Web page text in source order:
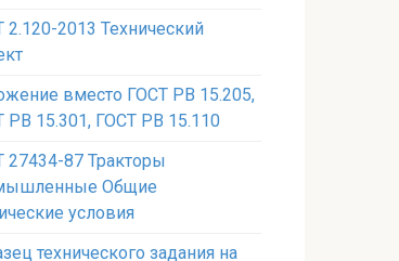
2.120-2013 Технический
вместо ГОСТ РВ 15.205,
РВ 15.301, ГОСТ РВ 15.110
27434-87 Тракторы
Общие
условия
технического задания на